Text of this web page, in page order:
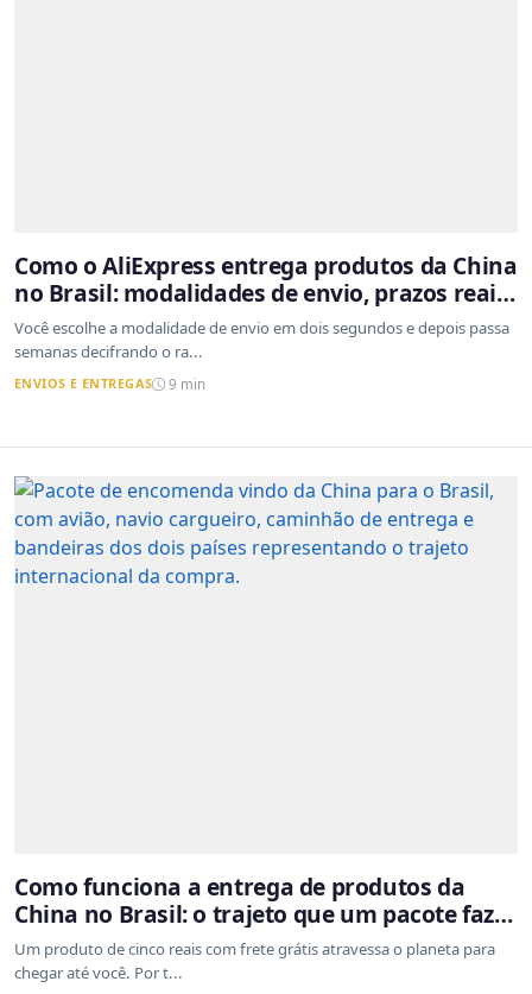
Como o AliExpress entrega produtos da China
no Brasil: modalidades de envio, prazos reais
e o que a Cainiao tem a ver com isso
Você escolhe a modalidade de envio em dois segundos e depois passa
semanas decifrando o ra...
ENVIOS E ENTREGAS 9 min
Como funciona a entrega de produtos da
China no Brasil: o trajeto que um pacote faz
do outro lado do mundo até a sua casa
Um produto de cinco reais com frete grátis atravessa o planeta para
chegar até você. Por t...